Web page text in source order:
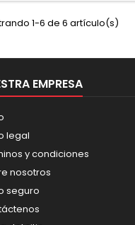
1-6 de 6 artículo(s)
EMPRESA
legal
y condiciones
nosotros
seguro